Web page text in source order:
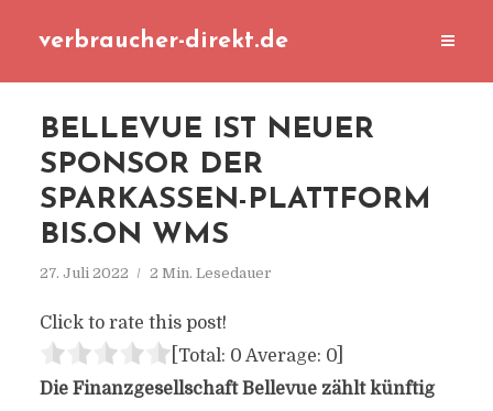
verbraucher-direkt.de
BELLEVUE IST NEUER
SPONSOR DER
SPARKASSEN-PLATTFORM
BIS.ON WMS
27. Juli 2022 2 Min. Lesedauer
Click to rate this post!
[Total: 0 Average: 0]
Die Finanzgesellschaft Bellevue zählt künftig